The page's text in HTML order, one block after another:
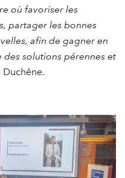
où favoriser les
partager les bonnes
afin de gagner en
des solutions pérennes et
Duchêne.